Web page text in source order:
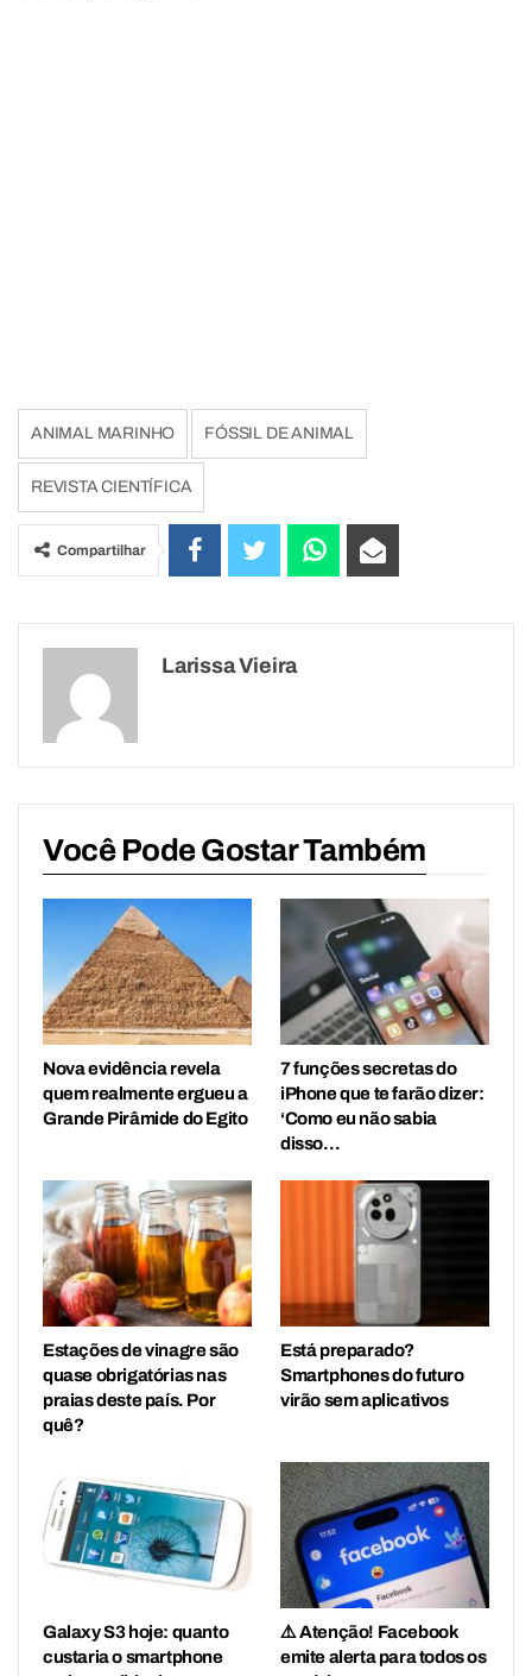
ANIMAL MARINHO FÓSSIL DE ANIMAL
REVISTA CIENTÍFICA
Compartilhar
Larissa Vieira
Você Pode Gostar Também
Nova evidência revela
quem realmente ergueu a
Grande Pirâmide do Egito
7 funções secretas do
iPhone que te farão dizer:
‘Como eu não sabia
disso…
Estações de vinagre são
quase obrigatórias nas
praias deste país. Por
quê?
Está preparado?
Smartphones do futuro
virão sem aplicativos
Galaxy S3 hoje: quanto
custaria o smartphone
⚠️ Atenção! Facebook
emite alerta para todos os